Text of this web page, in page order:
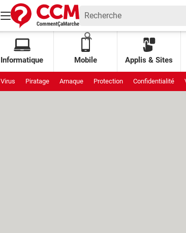
Informatique Mobile Applis & Sites
Virus Piratage Arnaque Protection Confidentialité